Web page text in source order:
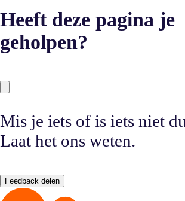
Heeft deze pagina je
geholpen?
Mis je iets of is iets niet
Laat het ons weten.
Feedback delen